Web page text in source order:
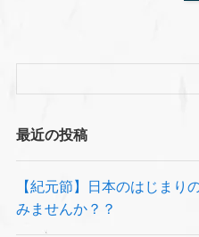
最近の投稿
【紀元節】日本のはじまり
みませんか？？